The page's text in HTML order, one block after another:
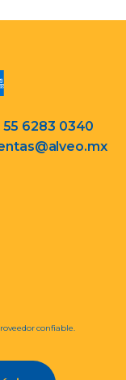
55 6283 0340
confiable.